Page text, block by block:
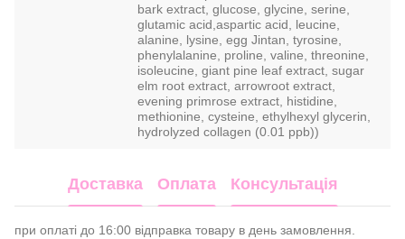
bark extract, glucose, glycine, serine,
glutamic acid,aspartic acid, leucine,
alanine, lysine, egg Jintan, tyrosine,
phenylalanine, proline, valine, threonine,
isoleucine, giant pine leaf extract, sugar
elm root extract, arrowroot extract,
evening primrose extract, histidine,
methionine, cysteine, ethylhexyl glycerin,
hydrolyzed collagen (0.01 ppb))
Доставка Оплата Консультація
при оплаті до 16:00 відправка товару в день замовлення.